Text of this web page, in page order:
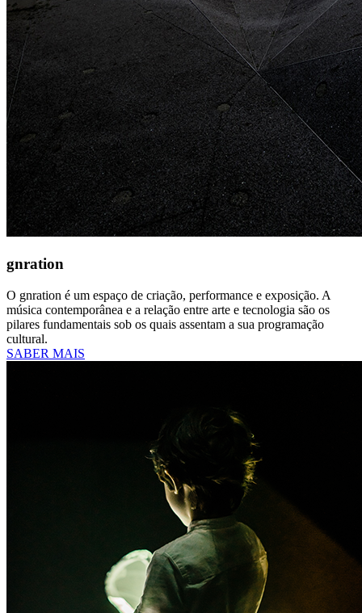
gnration
O gnration é um espaço de criação, performance e exposição. A
música contemporânea e a relação entre arte e tecnologia são os
pilares fundamentais sob os quais assentam a sua programação
cultural.
SABER MAIS